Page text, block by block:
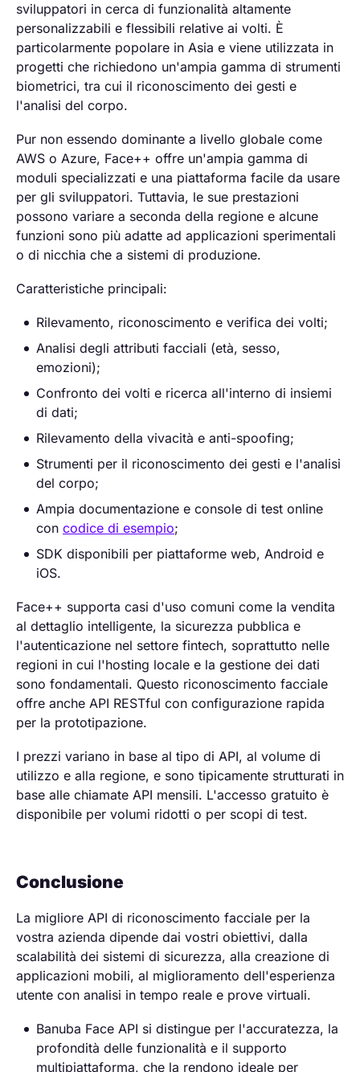
sviluppatori in cerca di funzionalità altamente
personalizzabili e flessibili relative ai volti. È
particolarmente popolare in Asia e viene utilizzata in
progetti che richiedono un'ampia gamma di strumenti
biometrici, tra cui il riconoscimento dei gesti e
l'analisi del corpo.
Pur non essendo dominante a livello globale come
AWS o Azure, Face++ offre un'ampia gamma di
moduli specializzati e una piattaforma facile da usare
per gli sviluppatori. Tuttavia, le sue prestazioni
possono variare a seconda della regione e alcune
funzioni sono più adatte ad applicazioni sperimentali
o di nicchia che a sistemi di produzione.
Caratteristiche principali:
Rilevamento, riconoscimento e verifica dei volti;
Analisi degli attributi facciali (età, sesso,
emozioni);
Confronto dei volti e ricerca all'interno di insiemi
di dati;
Rilevamento della vivacità e anti-spoofing;
Strumenti per il riconoscimento dei gesti e l'analisi
del corpo;
Ampia documentazione e console di test online
con codice di esempio;
SDK disponibili per piattaforme web, Android e
iOS.
Face++ supporta casi d'uso comuni come la vendita
al dettaglio intelligente, la sicurezza pubblica e
l'autenticazione nel settore fintech, soprattutto nelle
regioni in cui l'hosting locale e la gestione dei dati
sono fondamentali. Questo riconoscimento facciale
offre anche API RESTful con configurazione rapida
per la prototipazione.
I prezzi variano in base al tipo di API, al volume di
utilizzo e alla regione, e sono tipicamente strutturati in
base alle chiamate API mensili. L'accesso gratuito è
disponibile per volumi ridotti o per scopi di test.
Conclusione
La migliore API di riconoscimento facciale per la
vostra azienda dipende dai vostri obiettivi, dalla
scalabilità dei sistemi di sicurezza, alla creazione di
applicazioni mobili, al miglioramento dell'esperienza
utente con analisi in tempo reale e prove virtuali.
Banuba Face API si distingue per l'accuratezza, la
profondità delle funzionalità e il supporto
multipiattaforma, che la rendono ideale per